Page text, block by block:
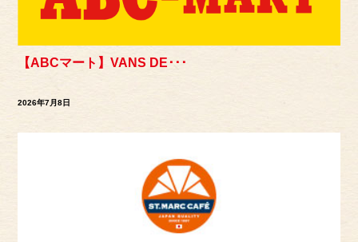
【ABCマート】VANS DE･･･
2026年7月8日